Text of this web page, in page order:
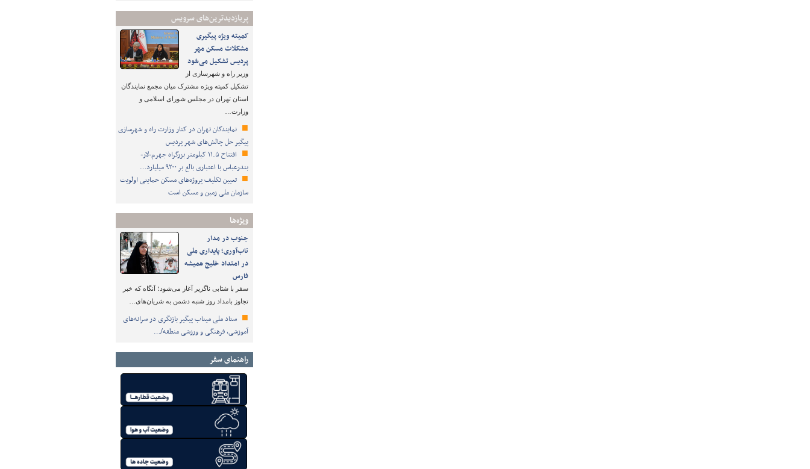
پربازدیدترین‌های سرویس
کمیته ویژه پیگیری
مشکلات مسکن مهر
پردیس تشکیل می‌شود
وزیر راه و شهرسازی از
تشکیل کمیته ویژه مشترک میان مجمع نمایندگان
استان تهران در مجلس شورای اسلامی و
وزارت…
نمایندگان تهران در کنار وزارت راه و شهرسازی
پیگیر حل چالش‌های شهر پردیس
افتتاح ۱۱.۵ کیلومتر بزرگراه جهرم-لار-
بندرعباس با اعتباری بالغ بر ۹۲۰۰ میلیارد…
تعیین تکلیف پروژه‌های مسکن حمایتی اولویت
سازمان ملی زمین و مسکن است
ویژه‌ها
جنوب در مدار
تاب‌آوری؛ پایداری ملی
در امتداد خلیج همیشه
فارس
سفر با شتابی ناگزیر آغاز می‌شود؛ آنگاه که خبر
تجاوز بامداد روز شنبه دشمن به شریان‌های…
ستاد ملی میناب پیگیر بازنگری در سرانه‌های
آموزشی، فرهنگی و ورزشی منطقه/…
راهنمای سفر